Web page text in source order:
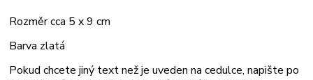
Rozměr cca 5 x 9 cm
Barva zlatá
Pokud chcete jiný text než je uveden na cedulce, napište po